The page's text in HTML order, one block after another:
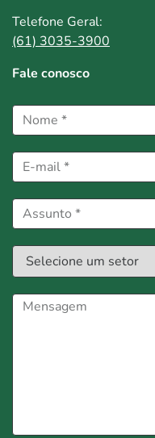
Telefone Geral:
(61) 3035-3900
Fale conosco